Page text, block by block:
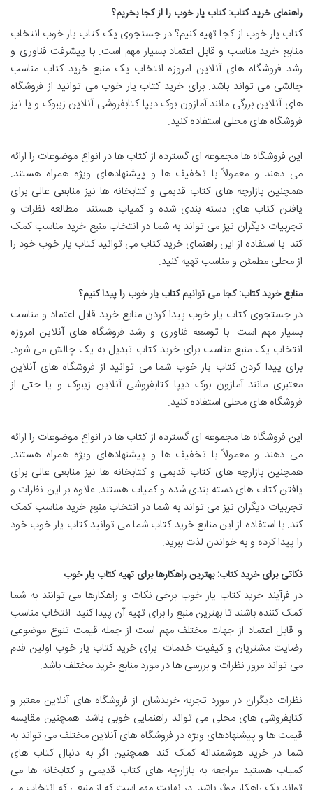
راهنمای خرید کتاب: کتاب یار خوب را از کجا بخریم؟
کتاب یار خوب از کجا تهیه کنیم؟ در جستجوی یک کتاب یار خوب انتخاب
منابع خرید مناسب و قابل اعتماد بسیار مهم است. با پیشرفت فناوری و
رشد فروشگاه های آنلاین امروزه انتخاب یک منبع خرید کتاب مناسب
چالشی می تواند باشد. برای خرید کتاب یار خوب می توانید از فروشگاه
های آنلاین بزرگی مانند آمازون بوک دیپا کتابفروشی آنلاین زیبوک و یا نیز
فروشگاه های محلی استفاده کنید.
این فروشگاه ها مجموعه ای گسترده از کتاب ها در انواع موضوعات را ارائه
می دهند و معمولاً با تخفیف ها و پیشنهادهای ویژه همراه هستند.
همچنین بازارچه های کتاب قدیمی و کتابخانه ها نیز منابعی عالی برای
یافتن کتاب های دسته بندی شده و کمیاب هستند. مطالعه نظرات و
تجربیات دیگران نیز می تواند به شما در انتخاب منبع خرید مناسب کمک
کند. با استفاده از این راهنمای خرید کتاب می توانید کتاب یار خوب خود را
از محلی مطمئن و مناسب تهیه کنید.
منابع خرید کتاب: کجا می توانیم کتاب یار خوب را پیدا کنیم؟
در جستجوی کتاب یار خوب پیدا کردن منابع خرید قابل اعتماد و مناسب
بسیار مهم است. با توسعه فناوری و رشد فروشگاه های آنلاین امروزه
انتخاب یک منبع مناسب برای خرید کتاب تبدیل به یک چالش می شود.
برای پیدا کردن کتاب یار خوب شما می توانید از فروشگاه های آنلاین
معتبری مانند آمازون بوک دیپا کتابفروشی آنلاین زیبوک و یا حتی از
فروشگاه های محلی استفاده کنید.
این فروشگاه ها مجموعه ای گسترده از کتاب ها در انواع موضوعات را ارائه
می دهند و معمولاً با تخفیف ها و پیشنهادهای ویژه همراه هستند.
همچنین بازارچه های کتاب قدیمی و کتابخانه ها نیز منابعی عالی برای
یافتن کتاب های دسته بندی شده و کمیاب هستند. علاوه بر این نظرات و
تجربیات دیگران نیز می تواند به شما در انتخاب منبع خرید مناسب کمک
کند. با استفاده از این منابع خرید کتاب شما می توانید کتاب یار خوب خود
را پیدا کرده و به خواندن لذت ببرید.
نکاتی برای خرید کتاب: بهترین راهکارها برای تهیه کتاب یار خوب
در فرآیند خرید کتاب یار خوب برخی نکات و راهکارها می توانند به شما
کمک کننده باشند تا بهترین منبع را برای تهیه آن پیدا کنید. انتخاب مناسب
و قابل اعتماد از جهات مختلف مهم است از جمله قیمت تنوع موضوعی
رضایت مشتریان و کیفیت خدمات. برای خرید کتاب یار خوب اولین قدم
می تواند مرور نظرات و بررسی ها در مورد منابع خرید مختلف باشد.
نظرات دیگران در مورد تجربه خریدشان از فروشگاه های آنلاین معتبر و
کتابفروشی های محلی می تواند راهنمایی خوبی باشد. همچنین مقایسه
قیمت ها و پیشنهادهای ویژه در فروشگاه های آنلاین مختلف می تواند به
شما در خرید هوشمندانه کمک کند. همچنین اگر به دنبال کتاب های
کمیاب هستید مراجعه به بازارچه های کتاب قدیمی و کتابخانه ها می